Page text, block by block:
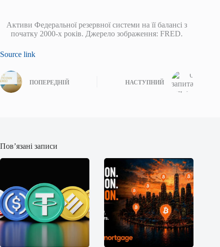
Активи Федеральної резервної системи на її балансі з
початку 2000-х років. Джерело зображення: FRED.
Source link
ПОПЕРЕДНІЙ НАСТУПНИЙ
Пов’язані записи